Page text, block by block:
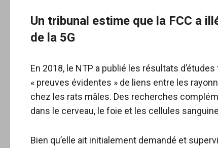
Un tribunal estime que la FCC a
de la 5G
En 2018, le NTP a publié les résultats
« preuves évidentes » de liens entre les
chez les rats mâles. Des recherches
dans le cerveau, le foie et les cellules
Bien qu’elle ait initialement demandé et